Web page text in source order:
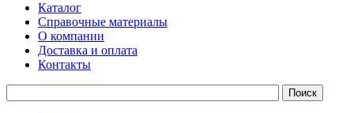
Каталог
Справочные материалы
О компании
Доставка и оплата
Контакты